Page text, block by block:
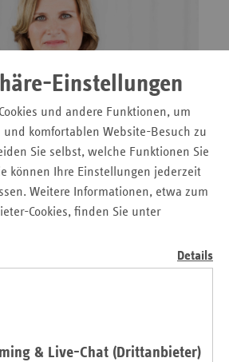
Einstellungen
und andere Funktionen, um
und komfortablen Website-Besuch zu
Sie selbst, welche Funktionen Sie
können Ihre Einstellungen jederzeit
Weitere Informationen, etwa zum
Cookies, finden Sie unter
Details
& Live-Chat (Drittanbieter)
Gesundheitsschutz